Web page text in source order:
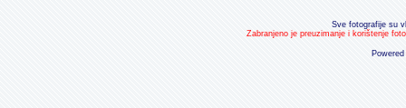
Sve fotografije su
Zabranjeno je preuzimanje i korištenje